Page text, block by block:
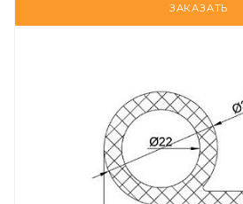
ЗАКАЗАТЬ